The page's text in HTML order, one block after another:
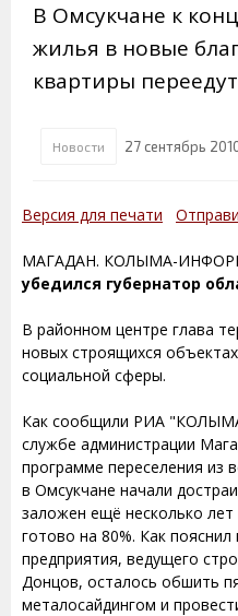
В Омсукчане к
жилья в новые
квартиры
Новости 27 сентябрь
Версия для печати
МАГАДАН. КОЛЫМА-
убедился губернатор
В районном центре глава
новых строящихся
социальной сферы.
Как сообщили РИА
службе администрации
программе переселения из
в Омсукчане начали
заложен ещё несколько лет
готово на 80%. Как
предприятия, ведущего
Донцов, осталось обшить
металосайдингом и